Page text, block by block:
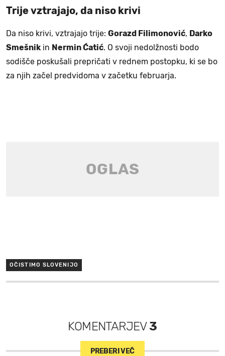
Trije vztrajajo, da niso krivi
Da niso krivi, vztrajajo trije: Gorazd Filimonović, Darko
Smešnikin Nermin Ćatić. O svoji nedolžnosti bodo
sodišče poskušali prepričati v rednem postopku, ki se bo
za njih začel predvidoma v začetku februarja.
OČISTIMO SLOVENIJO
KOMENTARJEV3
PREBERI VEČ